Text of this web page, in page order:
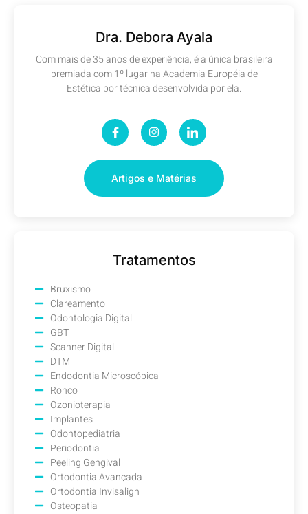
Dra. Debora Ayala
Com mais de 35 anos de experiência, é a única brasileira
premiada com 1º lugar na Academia Européia de
Estética por técnica desenvolvida por ela.
Artigos e Matérias
Tratamentos
Bruxismo
Clareamento
Odontologia Digital
GBT
Scanner Digital
DTM
Endodontia Microscópica
Ronco
Ozonioterapia
Implantes
Odontopediatria
Periodontia
Peeling Gengival
Ortodontia Avançada
Ortodontia Invisalign
Osteopatia